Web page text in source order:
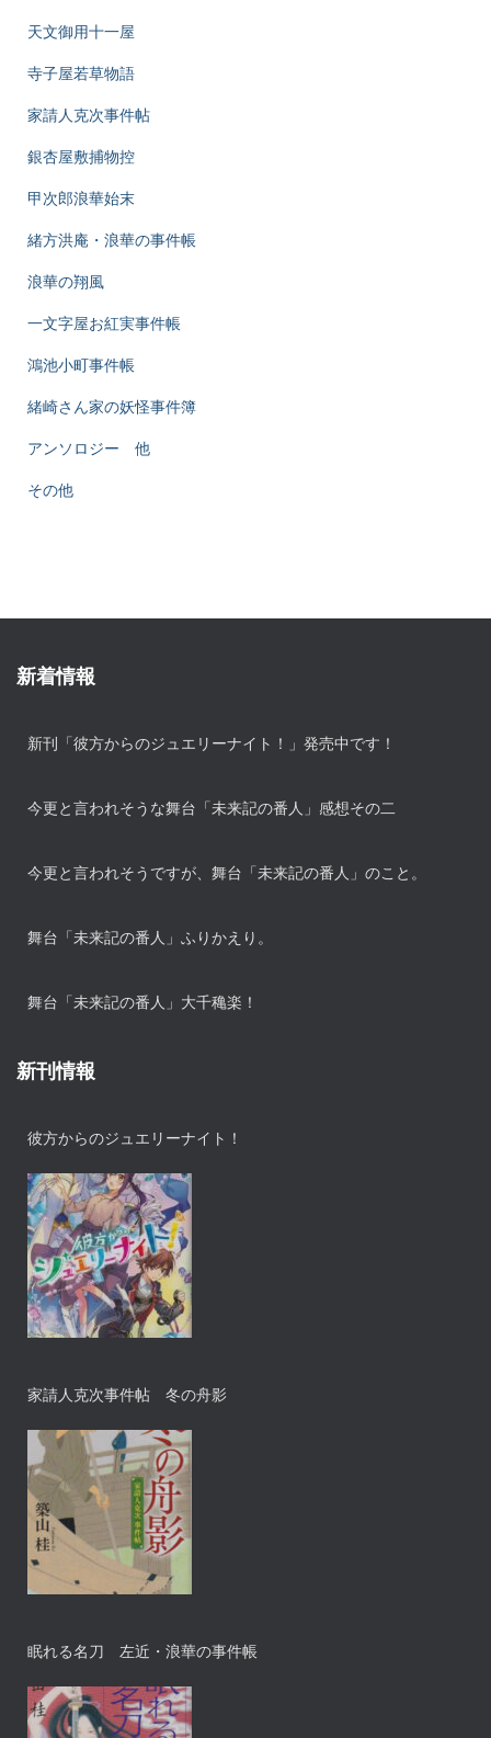
ジ
送
り
天文御用十一屋
寺子屋若草物語
家請人克次事件帖
銀杏屋敷捕物控
甲次郎浪華始末
緒方洪庵・浪華の事件帳
浪華の翔風
一文字屋お紅実事件帳
鴻池小町事件帳
緒崎さん家の妖怪事件簿
アンソロジー 他
その他
新着情報
新刊「彼方からのジュエリーナイト！」発売中です！
今更と言われそうな舞台「未来記の番人」感想その二
今更と言われそうですが、舞台「未来記の番人」のこと。
舞台「未来記の番人」ふりかえり。
舞台「未来記の番人」大千穐楽！
新刊情報
彼方からのジュエリーナイト！
家請人克次事件帖 冬の舟影
眠れる名刀 左近・浪華の事件帳